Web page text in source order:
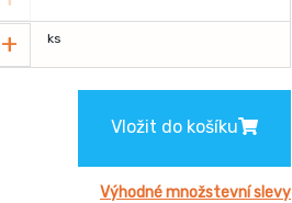
+ ks
Vložit do košíku
Výhodné množstevní slevy